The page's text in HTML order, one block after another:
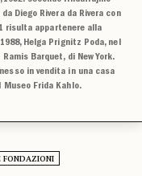
Diego Rivera da Rivera con
risulta appartenere alla
Helga Prignitz Poda, nel
Barquet, di New York.
in vendita in una casa
Museo Frida Kahlo.
FONDAZIONI